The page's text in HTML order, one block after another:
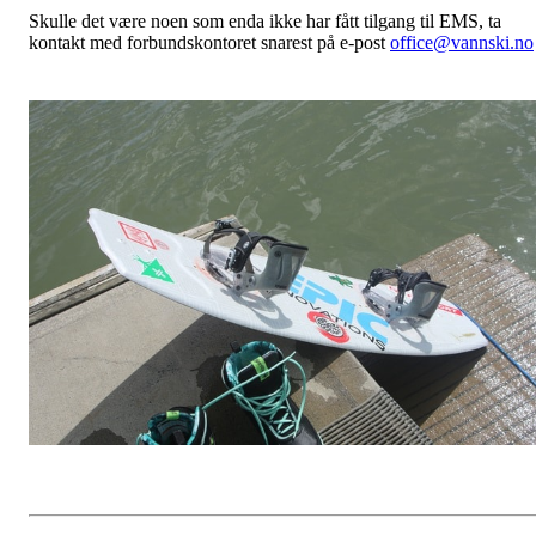
Skulle det være noen som enda ikke har fått tilgang til EMS, ta
kontakt med forbundskontoret snarest på e-post office@vannski.no